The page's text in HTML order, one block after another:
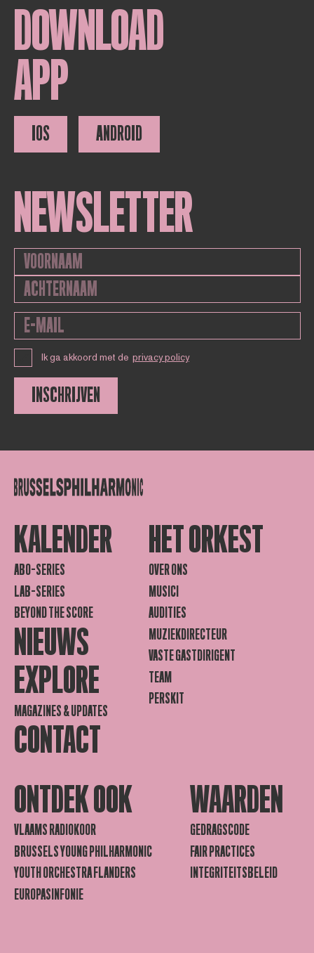
DOWNLOAD
APP
IOS ANDROID
NEWSLETTER
Ik ga akkoord met de privacy policy
INSCHRIJVEN
KALENDER
ABO-SERIES
LAB-SERIES
BEYOND THE SCORE
NIEUWS
EXPLORE
MAGAZINES & UPDATES
CONTACT
HET ORKEST
OVER ONS
MUSICI
AUDITIES
MUZIEKDIRECTEUR
VASTE GASTDIRIGENT
TEAM
PERSKIT
ONTDEK OOK
VLAAMS RADIOKOOR
BRUSSELS YOUNG PHILHARMONIC
YOUTH ORCHESTRA FLANDERS
EUROPASINFONIE
WAARDEN
GEDRAGSCODE
FAIR PRACTICES
INTEGRITEITSBELEID